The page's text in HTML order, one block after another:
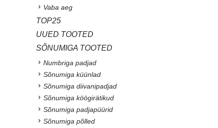
Vaba aeg
TOP25
UUED TOOTED
SÕNUMIGA TOOTED
Numbriga padjad
Sõnumiga küünlad
Sõnumiga diivanipadjad
Sõnumiga köögirätikud
Sõnumiga padjapüürid
Sõnumiga põlled